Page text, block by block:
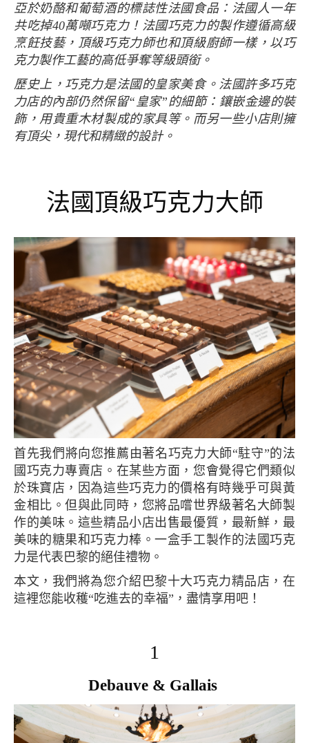
亞於奶酪和葡萄酒的標誌性法國食品：法國人一年
共吃掉40萬噸巧克力！法國巧克力的製作遵循高級
烹飪技藝，頂級巧克力師也和頂級廚師一樣，以巧
克力製作工藝的高低爭奪等級頭銜。
歷史上，巧克力是法國的皇家美食。法國許多巧克
力店的內部仍然保留“皇家”的細節：鑲嵌金邊的裝
飾，用貴重木材製成的家具等。而另一些小店則擁
有頂尖，現代和精緻的設計。
法國頂級巧克力大師
首先我們將向您推薦由著名巧克力大師“駐守”的法
國巧克力專賣店。在某些方面，您會覺得它們類似
於珠寶店，因為這些巧克力的價格有時幾乎可與黃
金相比。但與此同時，您將品嚐世界級著名大師製
作的美味。這些精品小店出售最優質，最新鮮，最
美味的糖果和巧克力棒。一盒手工製作的法國巧克
力是代表巴黎的絕佳禮物。
本文，我們將為您介紹巴黎十大巧克力精品店，在
這裡您能收穫“吃進去的幸福”，盡情享用吧！
1
Debauve & Gallais